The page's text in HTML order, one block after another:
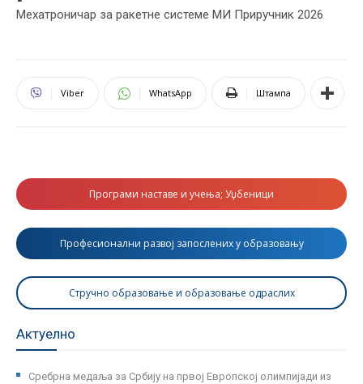
Мехатроничар за ракетне системе МИ Приручник 2026
Viber WhatsApp Штампа
Програми наставе и учења; Уџбеници
Професионални развој запослених у образовању
Стручно образовање и образовање одраслих
Актуелно
Сребрна медаља за Србију на првој Европској олимпијади из